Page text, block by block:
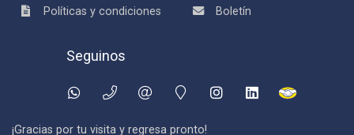
Políticas y condiciones
Boletín
Seguinos
¡Gracias por tu visita y regresa pronto!